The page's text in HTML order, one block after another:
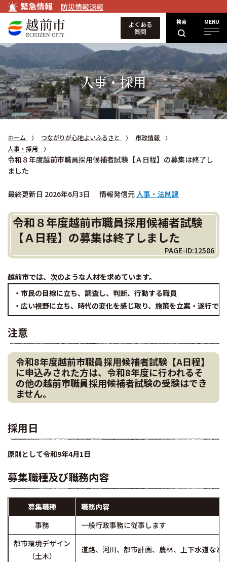
緊急情報 防災情報速報
検索 MENU
よくある
質問
人事・採用
ホーム つながりが心地よいふるさと
市政情報
人事・採用
令和８年度越前市職員採用候補者試験【Ａ日程】の募集は終了し
ました
最終更新日 2026年6月3日 情報発信元人事・法制課
令和８年度越前市職員採用候補者試験
【Ａ日程】の募集は終了しました
PAGE-ID:12586
越前市では、次のような人材を求めています。
・市民の目線に立ち、調査し、判断、行動する職員
・広い視野に立ち、時代の変化を感じ取り、施策を立案・遂行で
注意
令和8年度越前市職員採用候補者試験【A日程】
に申込みされた方は、令和8年度に行われるそ
の他の越前市職員採用候補者試験の受験はでき
ません。
採用日
原則として令和9年4月1日
募集職種及び職務内容
募集職種
職務内容
事務
一般行政事務に従事します
都市環境デザイン
（土木）
道路、河川、都市計画、農林、上下水道な